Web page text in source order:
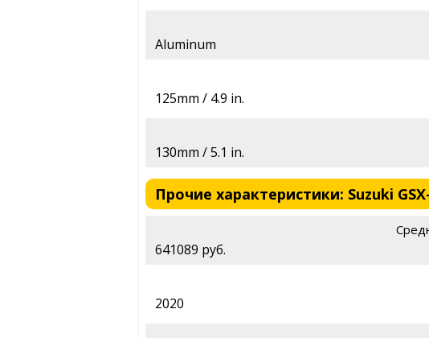
Aluminum
125mm / 4.9 in.
130mm / 5.1 in.
Прочие характеристики: Suzuki
641089 руб.
2020